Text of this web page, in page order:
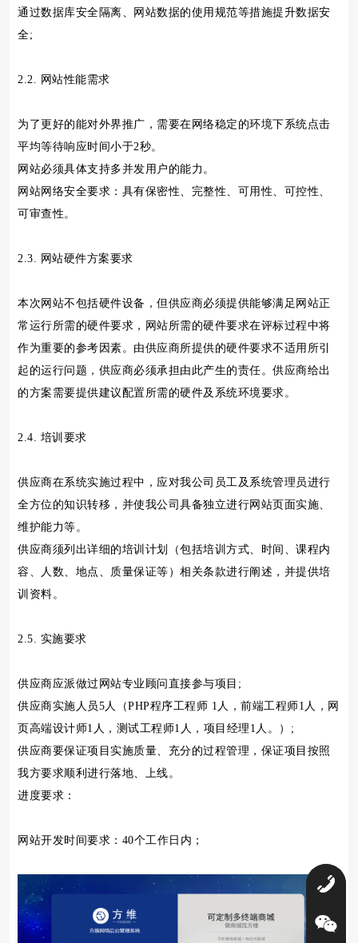
通过数据库安全隔离、网站数据的使用规范等措施提升数据安
全;
2.2. 网站性能需求
为了更好的能对外界推广，需要在网络稳定的环境下系统点击
平均等待响应时间小于2秒。
网站必须具体支持多并发用户的能力。
网站网络安全要求：具有保密性、完整性、可用性、可控性、
可审查性。
2.3. 网站硬件方案要求
本次网站不包括硬件设备，但供应商必须提供能够满足网站正
常运行所需的硬件要求，网站所需的硬件要求在评标过程中将
作为重要的参考因素。由供应商所提供的硬件要求不适用所引
起的运行问题，供应商必须承担由此产生的责任。供应商给出
的方案需要提供建议配置所需的硬件及系统环境要求。
2.4. 培训要求
供应商在系统实施过程中，应对我公司员工及系统管理员进行
全方位的知识转移，并使我公司具备独立进行网站页面实施、
维护能力等。
供应商须列出详细的培训计划（包括培训方式、时间、课程内
容、人数、地点、质量保证等）相关条款进行阐述，并提供培
训资料。
2.5. 实施要求
供应商应派做过网站专业顾问直接参与项目;
供应商实施人员5人（PHP程序工程师 1人，前端工程师1人，网
页高端设计师1人，测试工程师1人，项目经理1人。）;
供应商要保证项目实施质量、充分的过程管理，保证项目按照
我方要求顺利进行落地、上线。
进度要求：
网站开发时间要求：40个工作日内；